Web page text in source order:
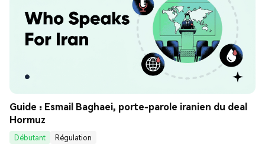
Guide : Esmail Baghaei, porte-parole iranien du deal
Hormuz
Débutant
Régulation